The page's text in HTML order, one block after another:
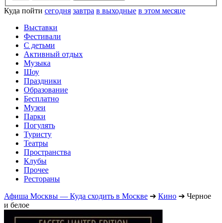
Куда пойти сегодня завтра в выходные в этом месяце
Выставки
Фестивали
С детьми
Активный отдых
Музыка
Шоу
Праздники
Образование
Бесплатно
Музеи
Парки
Погулять
Туристу
Театры
Пространства
Клубы
Прочее
Рестораны
Афиша Москвы — Куда сходить в Москве ➔ Кино ➔ Черное
и белое